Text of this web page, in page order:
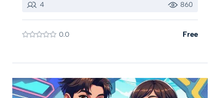
4 860
0.0 Free